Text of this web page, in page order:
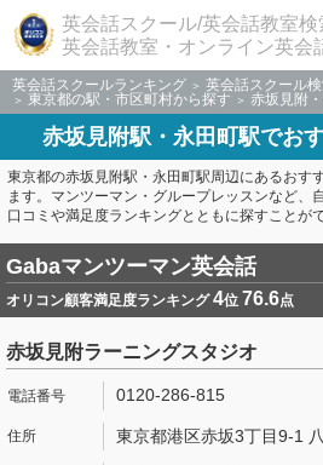
英会話スクール/英会話教室検
英会話教室・オンライン英会
英会話スクールランキング
英会話スクール
東京都の駅・市区町村から探す
赤坂見附
赤坂見附駅・永田町駅でお
東京都の赤坂見附駅・永田町駅周辺にあるおす
ます。マンツーマン・グループレッスンなど、
口コミや満足度ランキングとともに探すことが
Gabaマンツーマン英会話
オリコン顧客満足度ランキング4位 76.6点
赤坂見附ラーニングスタジオ
0120-286-815
東京都港区赤坂3丁目9-1